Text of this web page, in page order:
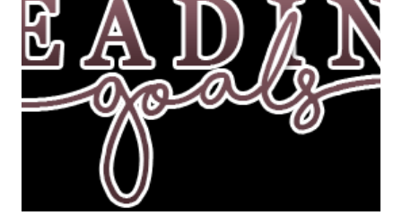
troppo fissata con questo genere ma ho letto pochi libri
thriller e vorrei davvero iniziarne qualcuno. Attraverso il
fuoco - Josephine Angeline \\ 19 settembre. Qualsiasi
libro cita anche soltanto "Salem" deve essere
assolutamente mio. Sono affascinata dalla storia delle
streghe di Salem e se oltre alle streghe aggiungiamo
mondi paralleli e gemelle malefiche, la mia curiosità monta